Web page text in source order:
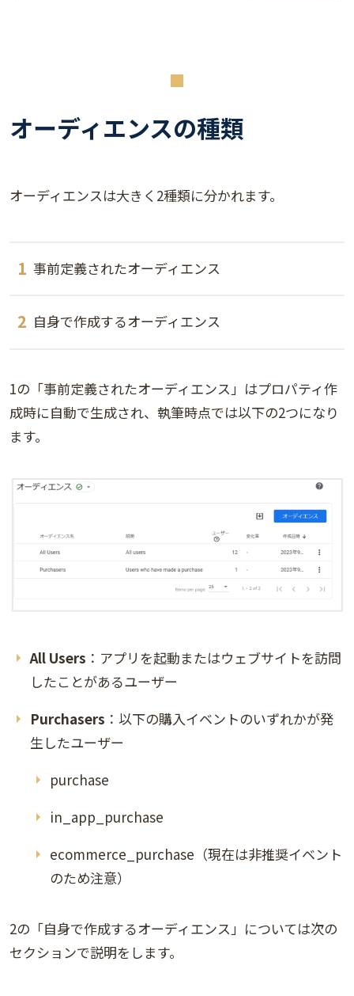
オーディエンスの種類
オーディエンスは大きく2種類に分かれます。
事前定義されたオーディエンス
自身で作成するオーディエンス
1の「事前定義されたオーディエンス」はプロパティ作
成時に自動で生成され、執筆時点では以下の2つになり
ます。
All Users ：アプリを起動またはウェブサイトを訪問
したことがあるユーザー
Purchasers ：以下の購入イベントのいずれかが発
生したユーザー
purchase
in_app_purchase
ecommerce_purchase（現在は非推奨イベント
のため注意）
2の「自身で作成するオーディエンス」については次の
セクションで説明をします。